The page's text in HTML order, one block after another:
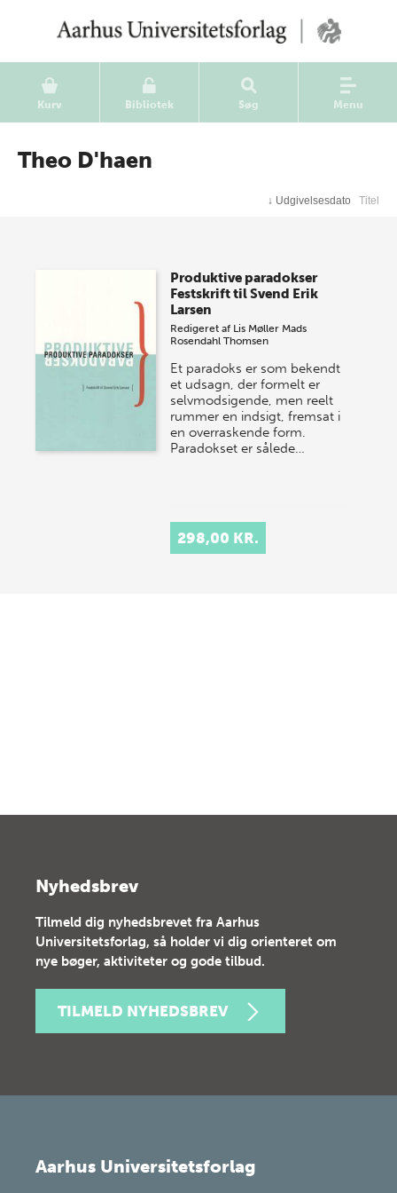
Kurv Bibliotek Søg Menu
Theo D'haen
↓ Udgivelsesdato Titel
Produktive paradokser
Festskrift til Svend Erik
Larsen
Redigeret af Lis Møller Mads
Rosendahl Thomsen
Et paradoks er som bekendt
et udsagn, der formelt er
selvmodsigende, men reelt
rummer en indsigt, fremsat i
en overraskende form.
Paradokset er sålede…
298,00 KR.
Nyhedsbrev
Tilmeld dig nyhedsbrevet fra Aarhus
Universitetsforlag, så holder vi dig orienteret om
nye bøger, aktiviteter og gode tilbud.
TILMELD NYHEDSBREV
Aarhus Universitetsforlag